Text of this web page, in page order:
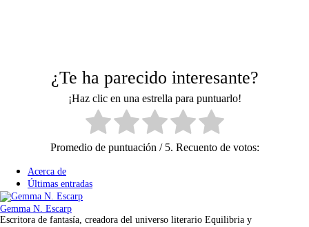
¿Te ha parecido interesante?
¡Haz clic en una estrella para puntuarlo!
Promedio de puntuación / 5. Recuento de votos:
Acerca de
Últimas entradas
Gemma N. Escarp
Escritora de fantasía, creadora del universo literario Equilibria y